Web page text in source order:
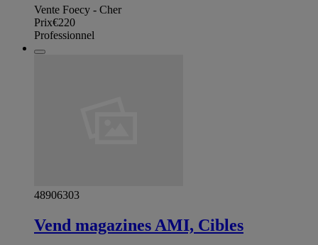
Vente Foecy - Cher
Prix€220
Professionnel
48906303
Vend magazines AMI, Cibles